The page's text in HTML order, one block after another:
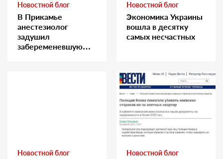
Новостной блог
В Прикамье
анестезиолог
задушил
забеременевшую
Новостной блог
Экономика Украины
вошла в десятку
самых несчастных
Новостной блог Новостной блог